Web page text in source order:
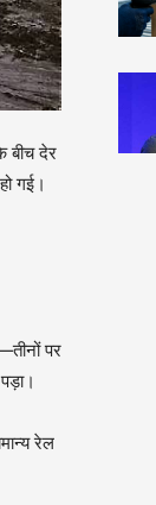
बीच देर
गई।
पर
रेल